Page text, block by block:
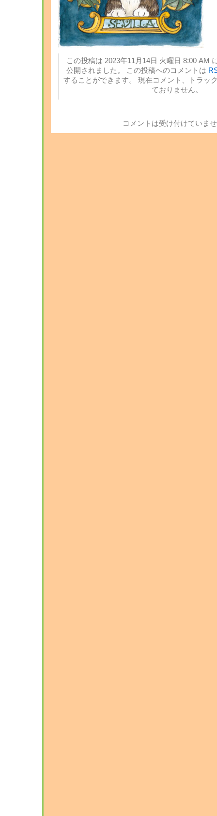
この投稿は 2023年11月14日 火曜日 8:00 AM
公開されました。 この投稿へのコメントは
することができます。 現在コメント、トラッ
ておりません。
コメントは受け付けていま